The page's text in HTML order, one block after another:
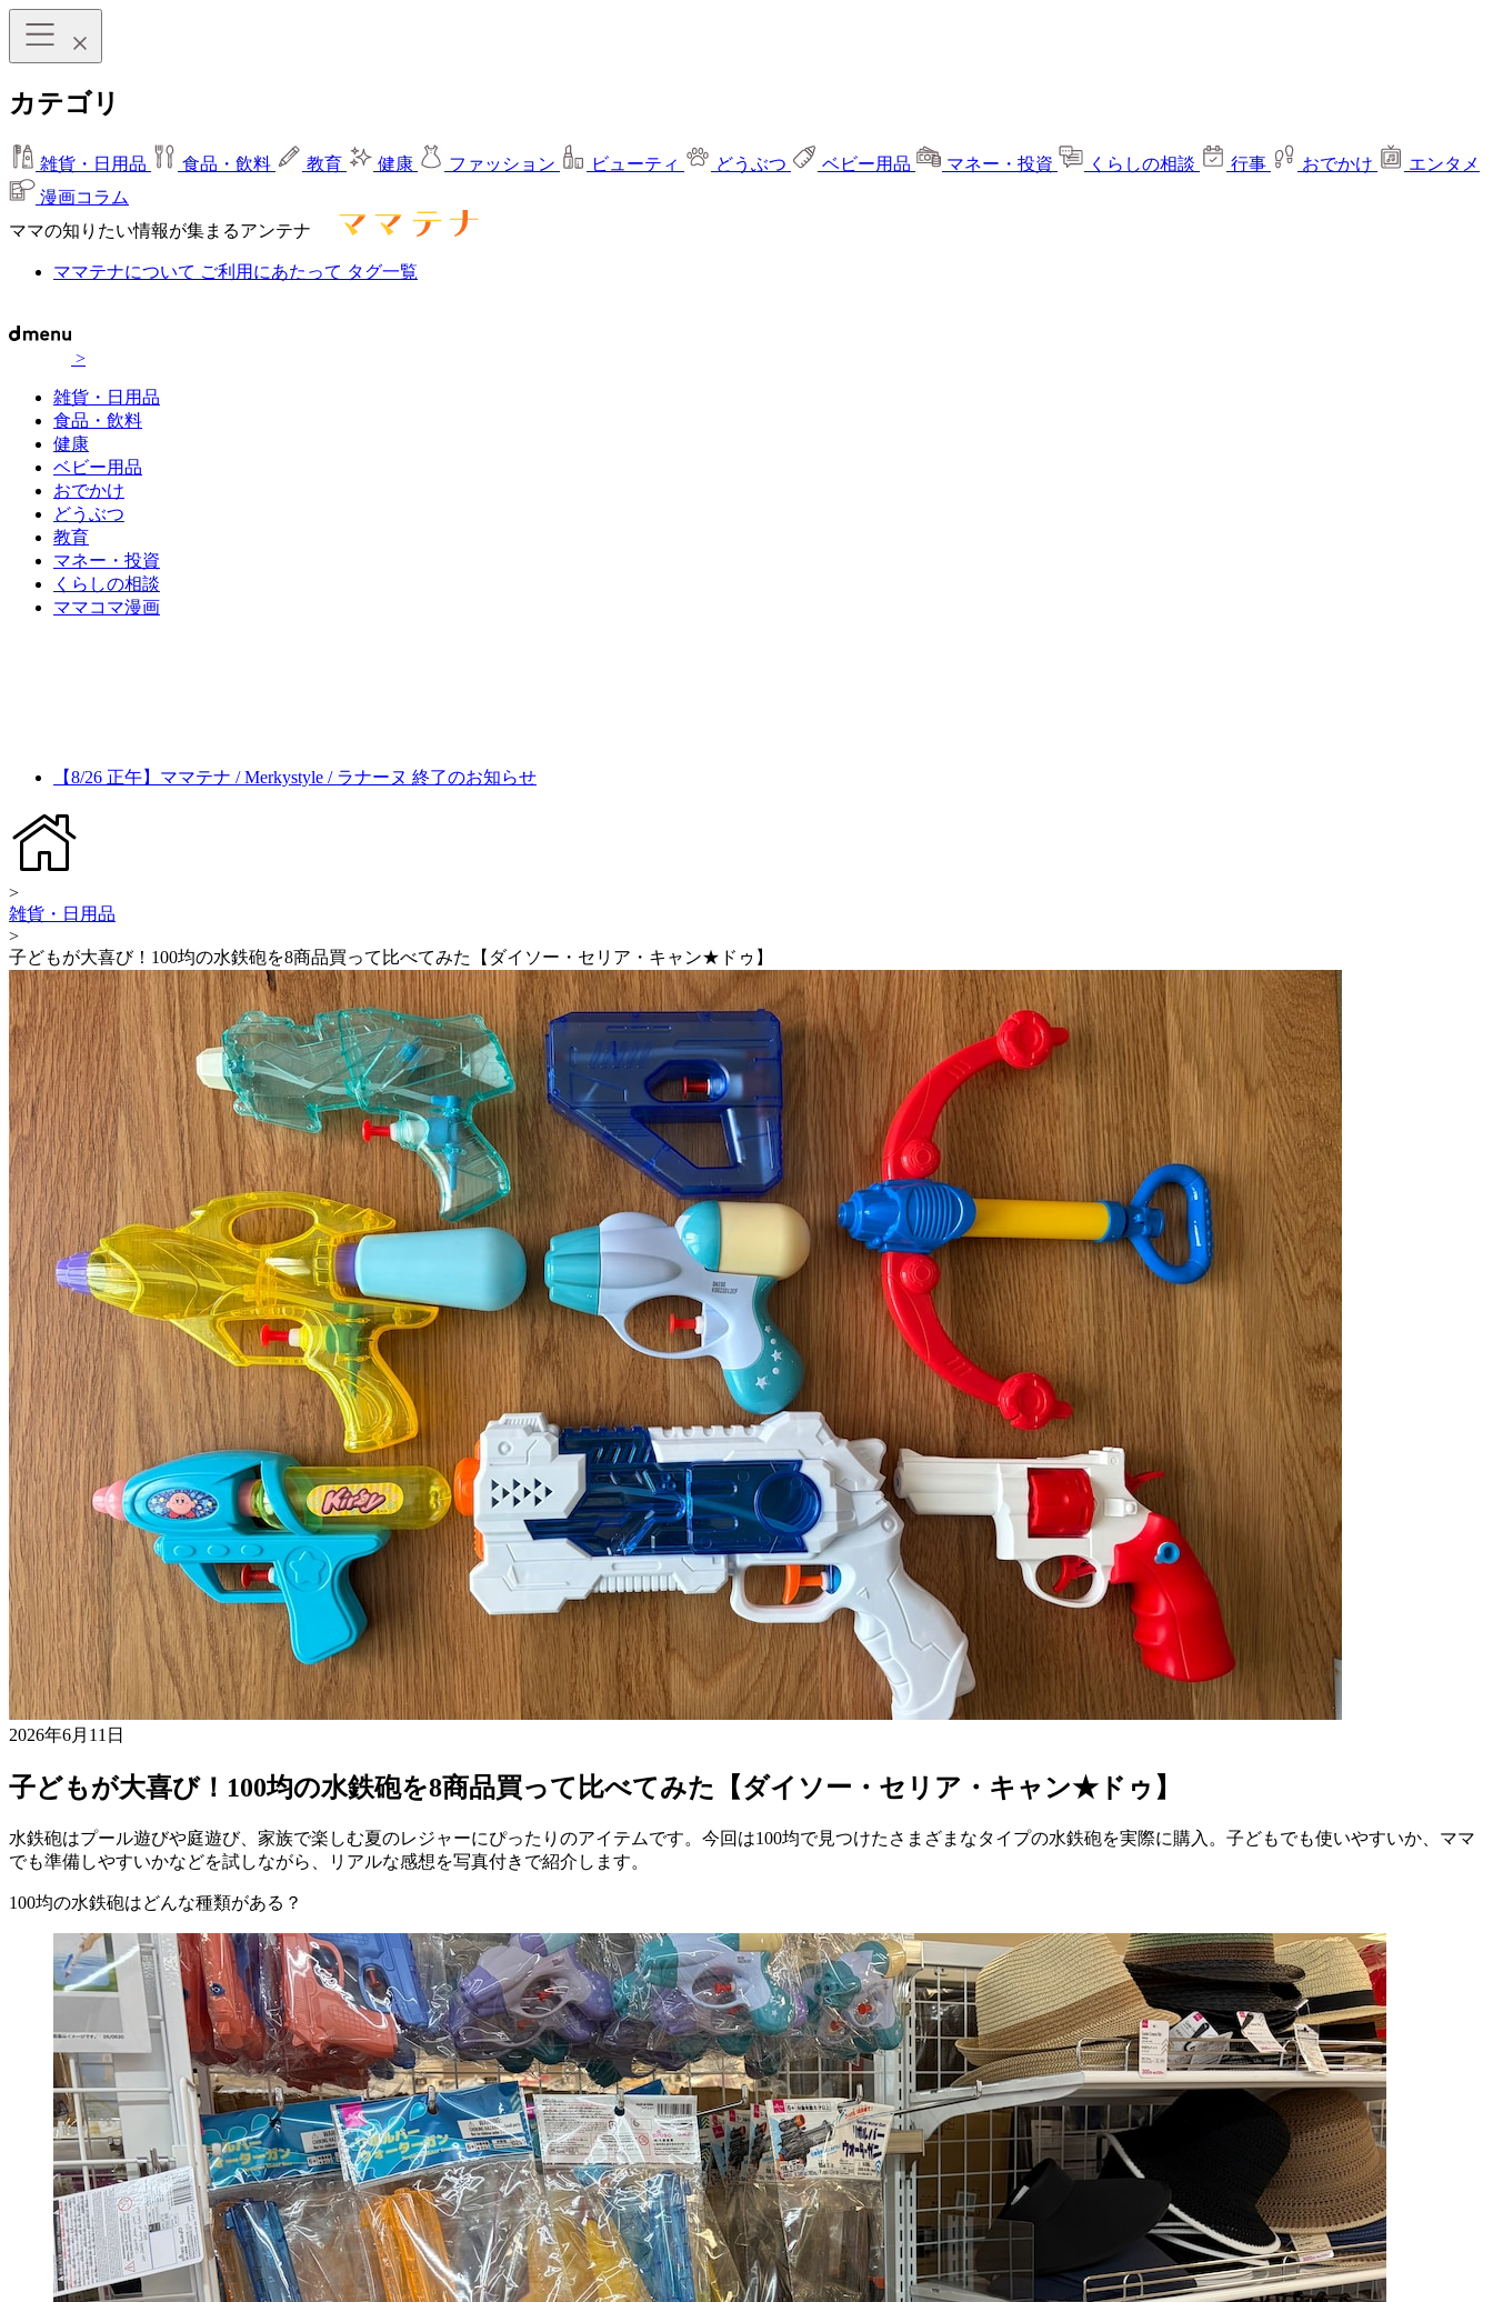
カテゴリ
雑貨・日用品 食品・飲料 教育 健康 ファッション ビューティ どうぶつ ベビー用品 マネー・投資 くらしの相談 行事 おでかけ
エンタメ
漫画コラム
ママの知りたい情報が集まるアンテナ
ママテナについて ご利用にあたって タグ一覧
>
雑貨・日用品
食品・飲料
健康
ベビー用品
おでかけ
どうぶつ
教育
マネー・投資
くらしの相談
ママコマ漫画
【8/26 正午】ママテナ / Merkystyle / ラナーヌ 終了のお知らせ
>
雑貨・日用品
>
子どもが大喜び！100均の水鉄砲を8商品買って比べてみた【ダイソー・セリア・キャン★ドゥ】
2026年6月11日
子どもが大喜び！100均の水鉄砲を8商品買って比べてみた【ダイソー・セリア・キャン★ドゥ】
水鉄砲はプール遊びや庭遊び、家族で楽しむ夏のレジャーにぴったりのアイテムです。今回は100均で見つけたさまざまなタイプの水鉄砲を実際に購入。子どもでも使いやすいか、ママ
でも準備しやすいかなどを試しながら、リアルな感想を写真付きで紹介します。
100均の水鉄砲はどんな種類がある？